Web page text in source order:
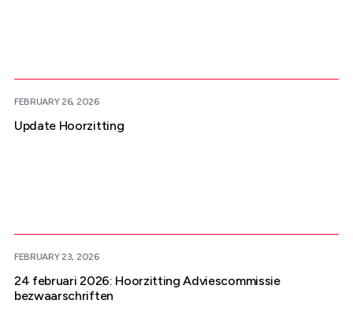
FEBRUARY 26, 2026
Update Hoorzitting
FEBRUARY 23, 2026
24 februari 2026: Hoorzitting Adviescommissie
bezwaarschriften